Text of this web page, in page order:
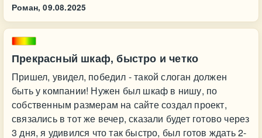
Роман, 09.08.2025
Прекрасный шкаф, быстро и четко
Пришел, увидел, победил - такой слоган должен
быть у компании! Нужен был шкаф в нишу, по
собственным размерам на сайте создал проект,
связались в тот же вечер, сказали будет готово через
3 дня, я удивился что так быстро, был готов ждать 2-